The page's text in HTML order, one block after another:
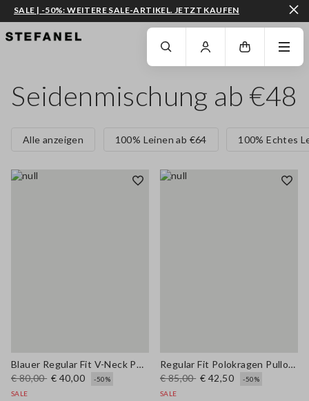
ZUM HAUPTINHALT SPRINGEN GEHEN SIE ZUM ENDE DER SEITE
SALE | -50%: WEITERE SALE-ARTIKEL. JETZT KAUFEN
Seidenmischung ab €48
Alle anzeigen 100% Leinen ab €64 100% Echtes
Blauer Regular Fit V-Neck Pullover aus Lyocell und Baumwolle
€ 80,00 € 40,00
-50%
SALE
Regular Fit Polokragen Pullover aus Lyocell und Baumwolle in Orange
€ 85,00 € 42,50
-50%
SALE